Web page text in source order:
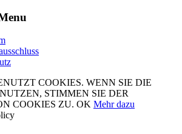
COOKIES. WENN SIE DIE
STIMMEN SIE DER
COOKIES ZU. OK Mehr dazu